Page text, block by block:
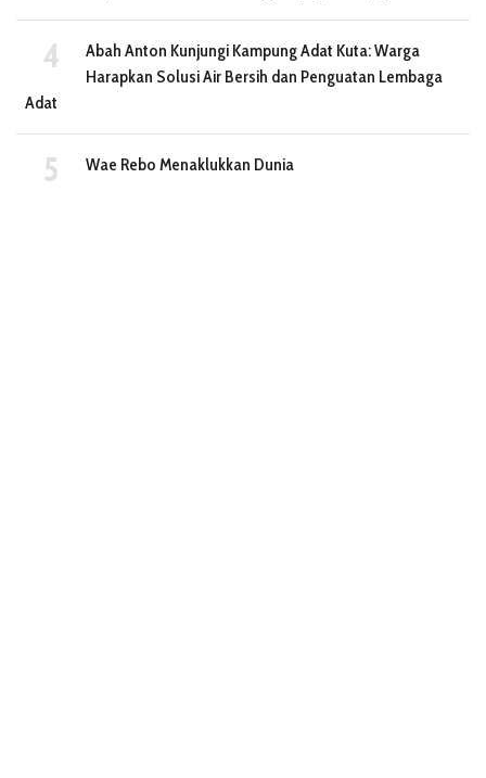
Abah Anton Kunjungi Kampung Adat Kuta: Warga
Harapkan Solusi Air Bersih dan Penguatan Lembaga
Adat
Wae Rebo Menaklukkan Dunia